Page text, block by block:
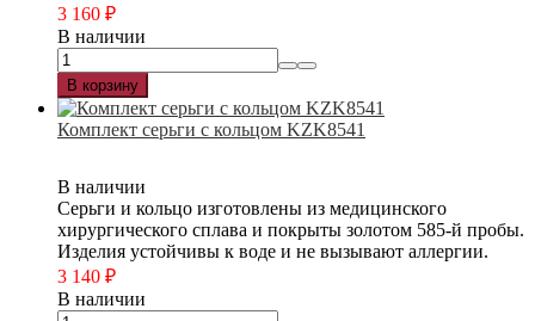
3 160 ₽
В наличии
В корзину
Комплект серьги с кольцом KZK8541
В наличии
Серьги и кольцо изготовлены из медицинского
хирургического сплава и покрыты золотом 585-й пробы.
Изделия устойчивы к воде и не вызывают аллергии.
3 140 ₽
В наличии